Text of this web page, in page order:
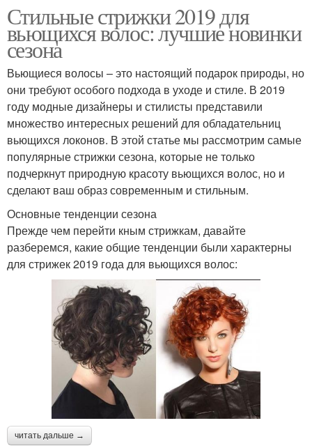
Стильные стрижки 2019 для
вьющихся волос: лучшие новинки
сезона
Вьющиеся волосы – это настоящий подарок природы, но
они требуют особого подхода в уходе и стиле. В 2019
году модные дизайнеры и стилисты представили
множество интересных решений для обладательниц
вьющихся локонов. В этой статье мы рассмотрим самые
популярные стрижки сезона, которые не только
подчеркнут природную красоту вьющихся волос, но и
сделают ваш образ современным и стильным.
Основные тенденции сезона
Прежде чем перейти кным стрижкам, давайте
разберемся, какие общие тенденции были характерны
для стрижек 2019 года для вьющихся волос:
читать дальше →